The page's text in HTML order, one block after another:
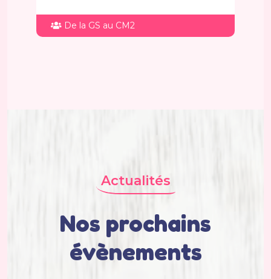
De la GS au CM2
Actualités
Nos prochains
évènements